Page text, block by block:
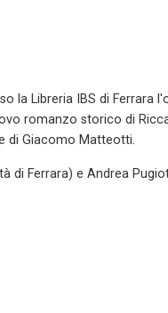
la Libreria IBS di Ferrara
romanzo storico di
di Giacomo Matteotti.
di Ferrara) e Andrea